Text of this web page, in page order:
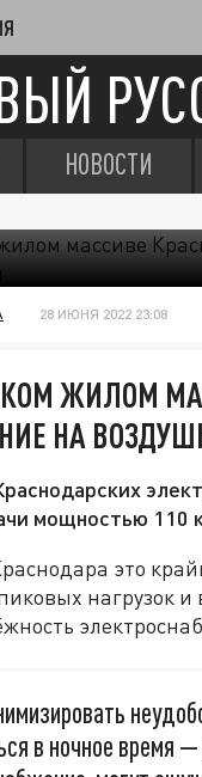
НОВОСТИ
28 ИЮНЯ 2022 23:08
ЖИЛОМ
НА
мощностью 110
это
нагрузок
в ночное время